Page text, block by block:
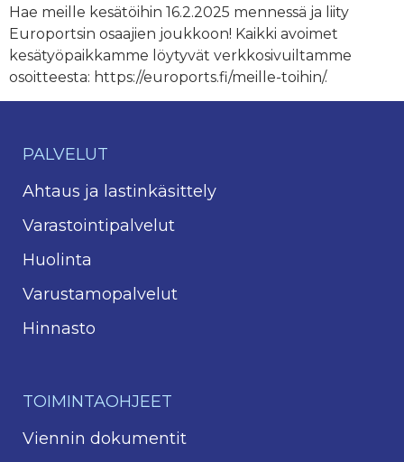
Hae meille kesätöihin 16.2.2025 mennessä ja liity
Europortsin osaajien joukkoon! Kaikki avoimet
kesätyöpaikkamme löytyvät verkkosivuiltamme
osoitteesta: https://euroports.fi/meille-toihin/.
PALVELUT
Ahtaus ja lastinkäsittely
Varastointipalvelut
Huolinta
Varustamopalvelut
Hinnasto
TOIMINTAOHJEET
Viennin dokumentit